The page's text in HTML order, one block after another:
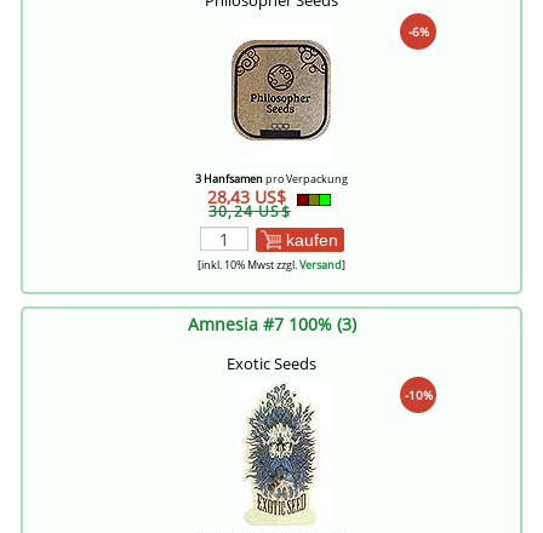
-6%
3 Hanfsamenpro Verpackung
28,43 US$
30,24 US$
kaufen
[inkl. 10% Mwst zzgl.Versand]
Amnesia #7 100% (3)
Exotic Seeds
-10%